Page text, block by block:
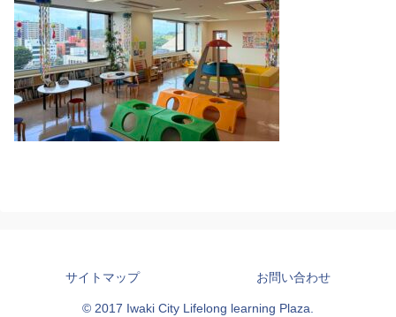
サイトマップ お問い合わせ
© 2017 Iwaki City Lifelong learning Plaza.